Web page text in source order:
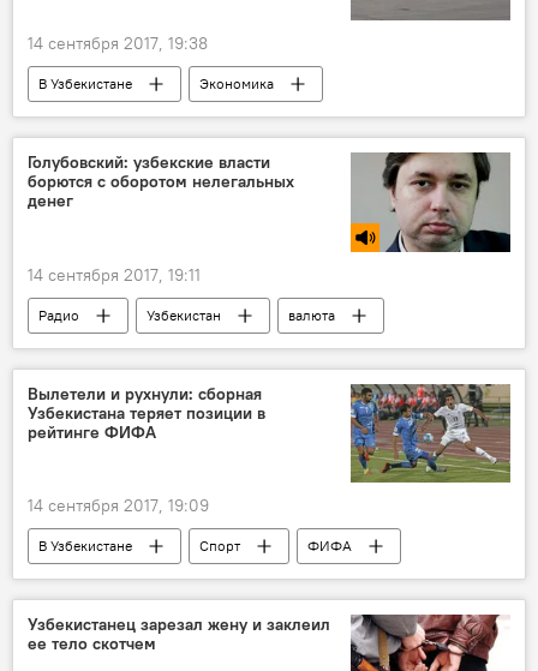
14 сентября 2017, 19:38
В Узбекистане
Экономика
Центральный банк Республики Узбекистан
Голубовский: узбекские власти
борются с оборотом нелегальных
денег
14 сентября 2017, 19:11
Радио Узбекистан
валюта
Либерализация валютного курса в Узбекистане
Вылетели и рухнули: сборная
Узбекистана теряет позиции в
рейтинге ФИФА
14 сентября 2017, 19:09
В Узбекистане Спорт
ФИФА
Азиатская конфедерация футбола
Узбекистанец зарезал жену и заклеил
ее тело скотчем